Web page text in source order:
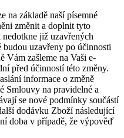
na základě naší písemné
změnit a doplnit tyto
nedotkne již uzavřených
budou uzavřeny po účinnosti
Vám zašleme na Vaši e-
před účinností této změny.
informace o změně
Smlouvy na pravidelné a
se nové podmínky součástí
dodávku Zboží následující
doba v případě, že výpověď